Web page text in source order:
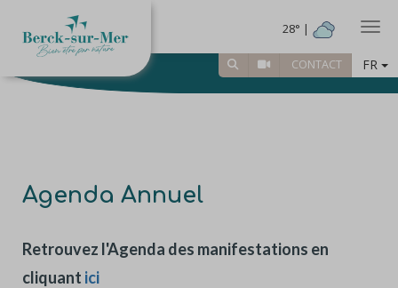
28° |
CONTACT FR
Agenda Annuel
Retrouvez l'Agenda des manifestations en
cliquant ici